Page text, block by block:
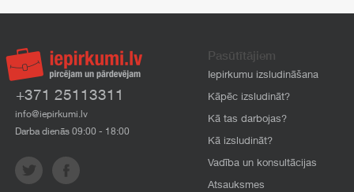
+371 25113311
info@iepirkumi.lv
Darba dienās 09:00 - 18:00
Pasūtītājiem
Iepirkumu izsludināšana
Kāpēc izsludināt?
Kā tas darbojas?
Kā izsludināt?
Vadība un konsultācijas
Atsauksmes